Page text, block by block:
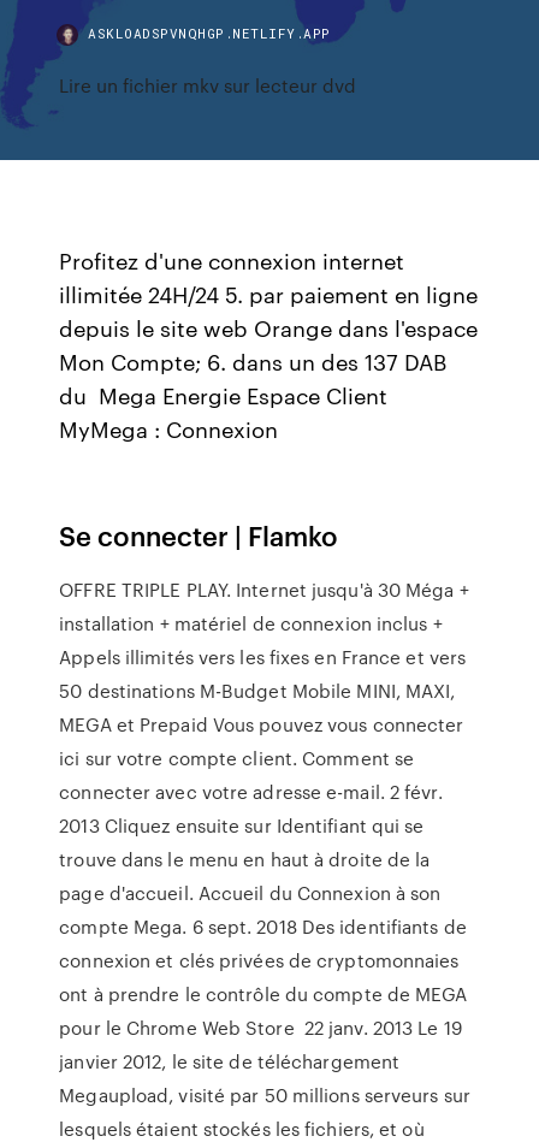
ASKLOADSPVNQHGP.NETLIFY.APP
Lire un fichier mkv sur lecteur dvd
Profitez d'une connexion internet
illimitée 24H/24 5. par paiement en ligne
depuis le site web Orange dans l'espace
Mon Compte; 6. dans un des 137 DAB
du Mega Energie Espace Client
MyMega : Connexion
Se connecter | Flamko
OFFRE TRIPLE PLAY. Internet jusqu'à 30 Méga +
installation + matériel de connexion inclus +
Appels illimités vers les fixes en France et vers
50 destinations M-Budget Mobile MINI, MAXI,
MEGA et Prepaid Vous pouvez vous connecter
ici sur votre compte client. Comment se
connecter avec votre adresse e-mail. 2 févr.
2013 Cliquez ensuite sur Identifiant qui se
trouve dans le menu en haut à droite de la
page d'accueil. Accueil du Connexion à son
compte Mega. 6 sept. 2018 Des identifiants de
connexion et clés privées de cryptomonnaies
ont à prendre le contrôle du compte de MEGA
pour le Chrome Web Store 22 janv. 2013 Le 19
janvier 2012, le site de téléchargement
Megaupload, visité par 50 millions serveurs sur
lesquels étaient stockés les fichiers, et où